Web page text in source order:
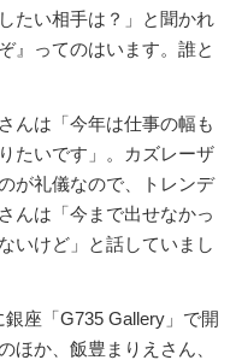
たい相手は？」と聞かれ
』ってのはいます。誰と
んは「今年は仕事の幅も
たいです」。カズレーザ
が礼儀なので、トレンデ
んは「今まで出せなかっ
いけど」と話していまし
銀座「G735 Gallery」で開
ほか、飯豊まりえさん、